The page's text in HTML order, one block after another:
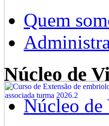
Quem
Núcleo de
Núcleo de